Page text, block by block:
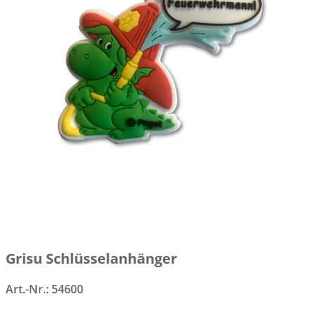
Grisu Schlüsselanhänger
Art.-Nr.: 54600